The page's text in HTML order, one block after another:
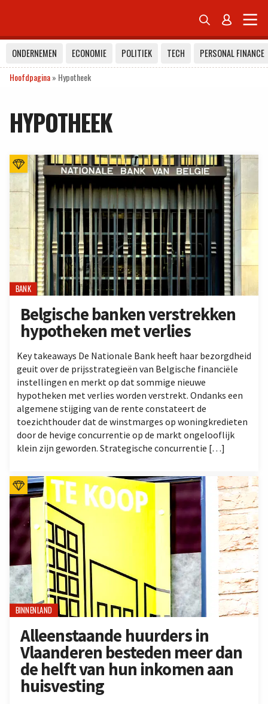
 
ONDERNEMEN ECONOMIE POLITIEK TECH
PERSONAL FINANCE
Hoofdpagina» Hypotheek
HYPOTHEEK
BANK
Belgische banken verstrekken
hypotheken met verlies
Key takeaways De Nationale Bank heeft haar bezorgdheid
geuit over de prijsstrategieën van Belgische financiële
instellingen en merkt op dat sommige nieuwe
hypotheken met verlies worden verstrekt. Ondanks een
algemene stijging van de rente constateert de
toezichthouder dat de winstmarges op woningkredieten
door de hevige concurrentie op de markt ongelooflijk
klein zijn geworden. Strategische concurrentie […]
BINNENLAND
Alleenstaande huurders in
Vlaanderen besteden meer dan
de helft van hun inkomen aan
huisvesting